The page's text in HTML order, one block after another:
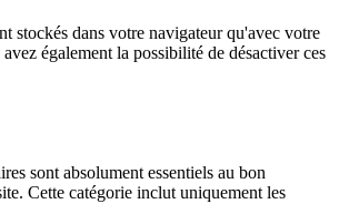
stockés dans votre navigateur qu'avec votre
également la possibilité de désactiver ces
sont absolument essentiels au bon
Cette catégorie inclut uniquement les